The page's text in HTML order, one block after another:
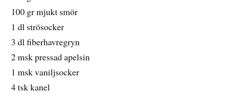
100 gr mjukt smör
1 dl strösocker
3 dl fiberhavregryn
2 msk pressad apelsin
1 msk vaniljsocker
4 tsk kanel